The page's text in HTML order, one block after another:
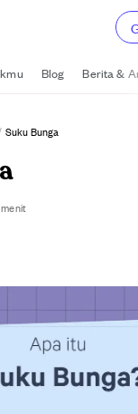
Blog Berita &
Suku Bunga
menit